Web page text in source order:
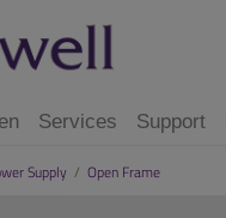
Services Support
Supply / Open Frame